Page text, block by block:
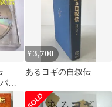
ラ
ダ
¥3,700
あるヨギの自叙伝